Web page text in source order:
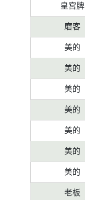
皇宮牌
磨客
美的
美的
美的
美的
美的
美的
美的
老板